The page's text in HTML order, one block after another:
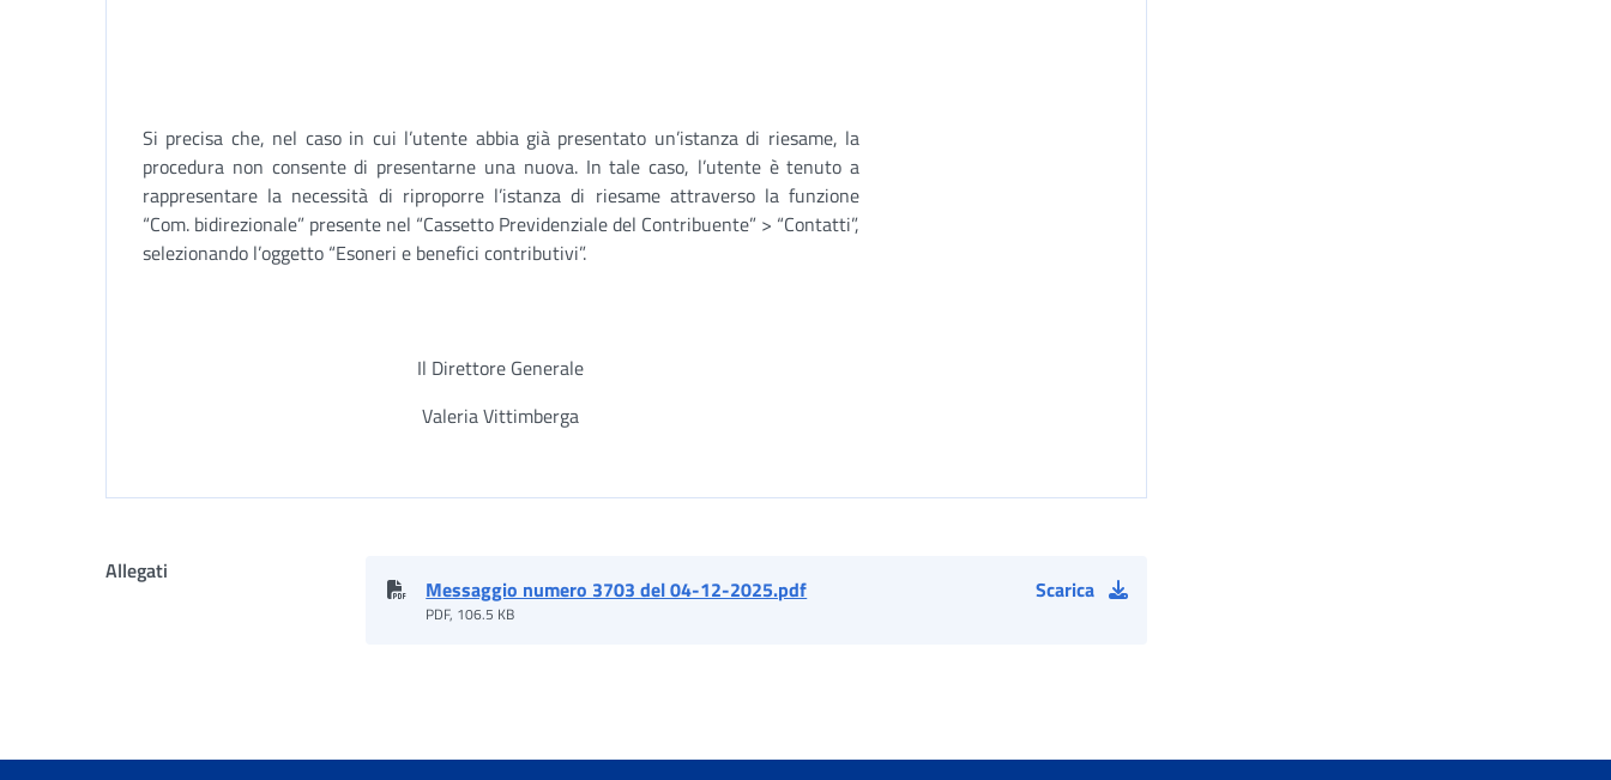
Si precisa che, nel caso in cui l’utente abbia già presentato un’istanza di riesame, la
procedura non consente di presentarne una nuova. In tale caso, l’utente è tenuto a
rappresentare la necessità di riproporre l’istanza di riesame attraverso la funzione
“Com. bidirezionale” presente nel “Cassetto Previdenziale del Contribuente” > “Contatti”,
selezionando l’oggetto “Esoneri e benefici contributivi”.
Il Direttore Generale
Valeria Vittimberga
Allegati
Messaggio numero 3703 del 04-12-2025.pdf
PDF, 106.5 KB
Scarica